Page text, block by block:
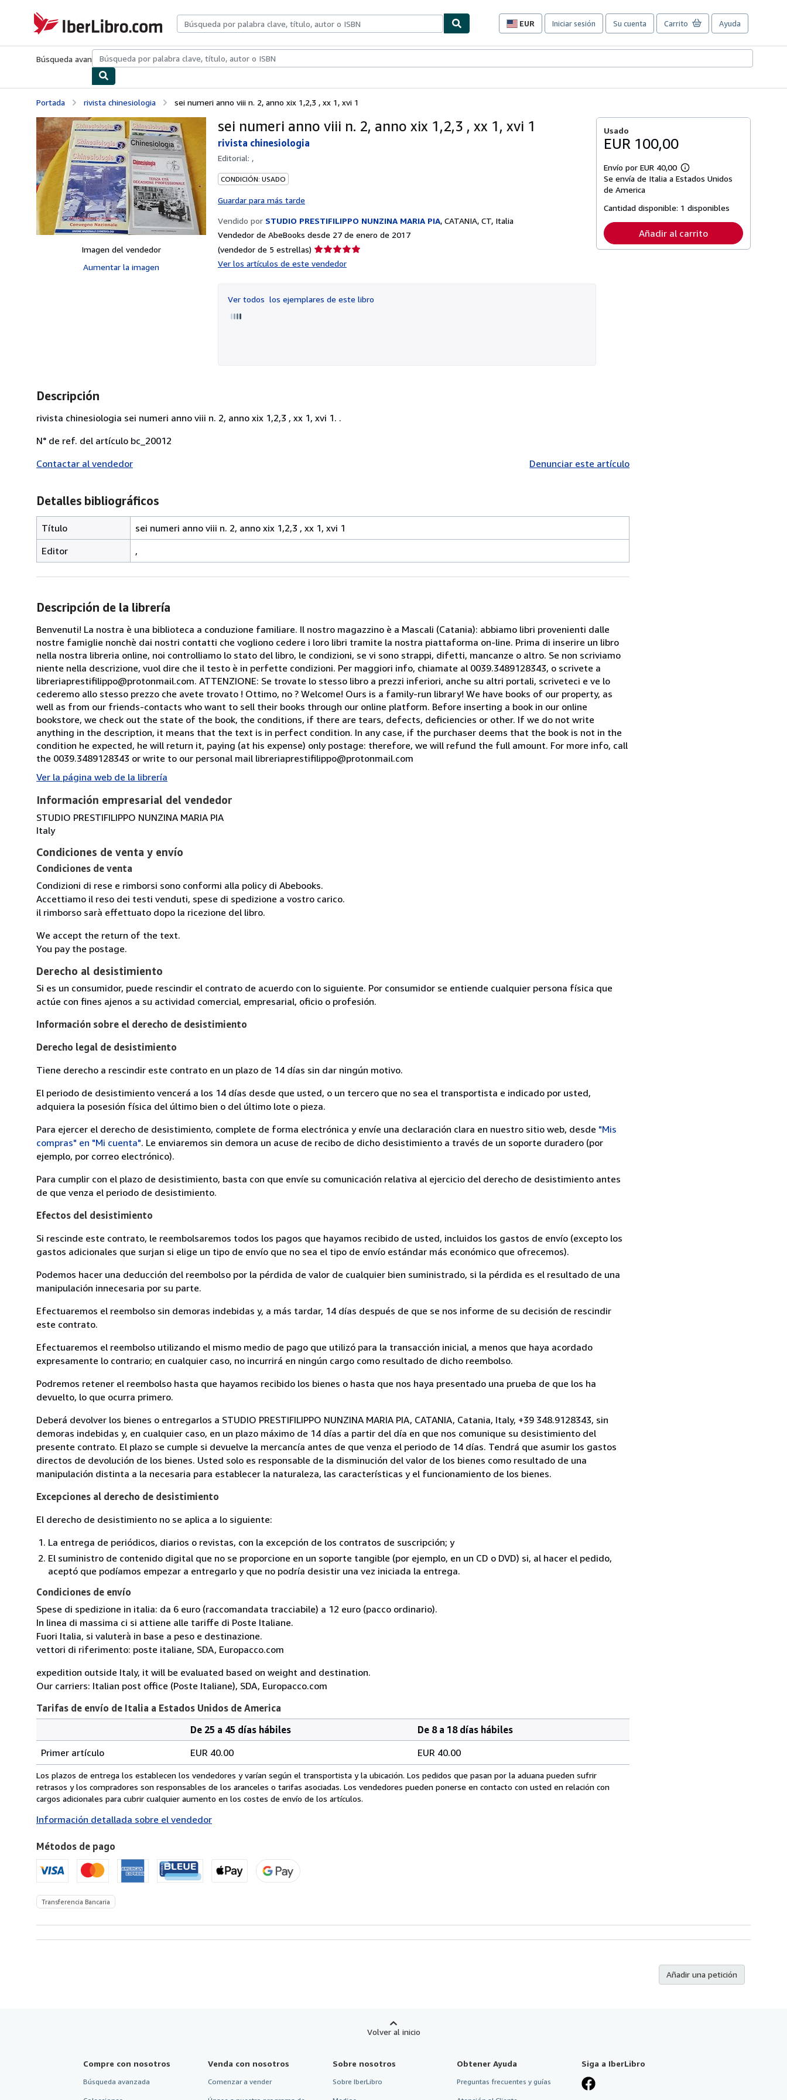
IberLibro.com
EUR
Preferencias
compra
sitio.
Iniciar sesión Su cuenta Carrito Ayuda
Búsqueda avanzadaColecciones Libros antiguosArte y coleccionismo
Portada rivista chinesiologia sei numeri anno viii n. 2, anno xix 1,2,3 , xx 1, xvi 1
Imagen del vendedor
Aumentar la imagen
sei numeri anno viii n. 2, anno xix 1,2,3 , xx 1, xvi 1
rivista chinesiologia
Editorial: ,
CONDICIÓN: USADO
Guardar para más tarde
Vendido por STUDIO PRESTIFILIPPO NUNZINA MARIA PIA, CATANIA, CT, Italia
Vendedor de AbeBooks desde 27 de enero de 2017
(vendedor de 5 estrellas) Calificación
Ver los artículos de este vendedor
Ver todos los ejemplares de este libro
Usado
EUR 100,00
Envío por EUR 40,00
Más
información
tarifas
envío
Se envía de Italia a Estados Unidos
de America
Cantidad disponible: 1 disponibles
Añadir al carrito
Descripción
rivista chinesiologia sei numeri anno viii n. 2, anno xix 1,2,3 , xx 1, xvi 1. .
N° de ref. del artículo bc_20012
Contactar al vendedor
Denunciar este artículo
Detalles bibliográficos
Título
sei numeri anno viii n. 2, anno xix 1,2,3 , xx 1, xvi 1
Editor
,
Descripción de la librería
Benvenuti! La nostra è una biblioteca a conduzione familiare. Il nostro magazzino è a Mascali (Catania): abbiamo libri provenienti dalle
nostre famiglie nonchè dai nostri contatti che vogliono cedere i loro libri tramite la nostra piattaforma on-line. Prima di inserire un libro
nella nostra libreria online, noi controlliamo lo stato del libro, le condizioni, se vi sono strappi, difetti, mancanze o altro. Se non scriviamo
niente nella descrizione, vuol dire che il testo è in perfette condizioni. Per maggiori info, chiamate al 0039.3489128343, o scrivete a
libreriaprestifilippo@protonmail.com. ATTENZIONE: Se trovate lo stesso libro a prezzi inferiori, anche su altri portali, scriveteci e ve lo
cederemo allo stesso prezzo che avete trovato ! Ottimo, no ? Welcome! Ours is a family-run library! We have books of our property, as
well as from our friends-contacts who want to sell their books through our online platform. Before inserting a book in our online
bookstore, we check out the state of the book, the conditions, if there are tears, defects, deficiencies or other. If we do not write
anything in the description, it means that the text is in perfect condition. In any case, if the purchaser deems that the book is not in the
condition he expected, he will return it, paying (at his expense) only postage: therefore, we will refund the full amount. For more info, call
the 0039.3489128343 or write to our personal mail libreriaprestifilippo@protonmail.com
Ver la página web de la librería
Información empresarial del vendedor
STUDIO PRESTIFILIPPO NUNZINA MARIA PIA
Italy
Condiciones de venta y envío
Condiciones de venta
Condizioni di rese e rimborsi sono conformi alla policy di Abebooks.
Accettiamo il reso dei testi venduti, spese di spedizione a vostro carico.
il rimborso sarà effettuato dopo la ricezione del libro.
We accept the return of the text.
You pay the postage.
Derecho al desistimiento
Si es un consumidor, puede rescindir el contrato de acuerdo con lo siguiente. Por consumidor se entiende cualquier persona física que
actúe con fines ajenos a su actividad comercial, empresarial, oficio o profesión.
Información sobre el derecho de desistimiento
Derecho legal de desistimiento
Tiene derecho a rescindir este contrato en un plazo de 14 días sin dar ningún motivo.
El periodo de desistimiento vencerá a los 14 días desde que usted, o un tercero que no sea el transportista e indicado por usted,
adquiera la posesión física del último bien o del último lote o pieza.
Para ejercer el derecho de desistimiento, complete de forma electrónica y envíe una declaración clara en nuestro sitio web, desde "Mis
compras" en "Mi cuenta". Le enviaremos sin demora un acuse de recibo de dicho desistimiento a través de un soporte duradero (por
ejemplo, por correo electrónico).
Para cumplir con el plazo de desistimiento, basta con que envíe su comunicación relativa al ejercicio del derecho de desistimiento antes
de que venza el periodo de desistimiento.
Efectos del desistimiento
Si rescinde este contrato, le reembolsaremos todos los pagos que hayamos recibido de usted, incluidos los gastos de envío (excepto los
gastos adicionales que surjan si elige un tipo de envío que no sea el tipo de envío estándar más económico que ofrecemos).
Podemos hacer una deducción del reembolso por la pérdida de valor de cualquier bien suministrado, si la pérdida es el resultado de una
manipulación innecesaria por su parte.
Efectuaremos el reembolso sin demoras indebidas y, a más tardar, 14 días después de que se nos informe de su decisión de rescindir
este contrato.
Efectuaremos el reembolso utilizando el mismo medio de pago que utilizó para la transacción inicial, a menos que haya acordado
expresamente lo contrario; en cualquier caso, no incurrirá en ningún cargo como resultado de dicho reembolso.
Podremos retener el reembolso hasta que hayamos recibido los bienes o hasta que nos haya presentado una prueba de que los ha
devuelto, lo que ocurra primero.
Deberá devolver los bienes o entregarlos a STUDIO PRESTIFILIPPO NUNZINA MARIA PIA, CATANIA, Catania, Italy, +39 348.9128343, sin
demoras indebidas y, en cualquier caso, en un plazo máximo de 14 días a partir del día en que nos comunique su desistimiento del
presente contrato. El plazo se cumple si devuelve la mercancía antes de que venza el periodo de 14 días. Tendrá que asumir los gastos
directos de devolución de los bienes. Usted solo es responsable de la disminución del valor de los bienes como resultado de una
manipulación distinta a la necesaria para establecer la naturaleza, las características y el funcionamiento de los bienes.
Excepciones al derecho de desistimiento
El derecho de desistimiento no se aplica a lo siguiente:
La entrega de periódicos, diarios o revistas, con la excepción de los contratos de suscripción; y
El suministro de contenido digital que no se proporcione en un soporte tangible (por ejemplo, en un CD o DVD) si, al hacer el pedido,
aceptó que podíamos empezar a entregarlo y que no podría desistir una vez iniciada la entrega.
Condiciones de envío
Spese di spedizione in italia: da 6 euro (raccomandata tracciabile) a 12 euro (pacco ordinario).
In linea di massima ci si attiene alle tariffe di Poste Italiane.
Fuori Italia, si valuterà in base a peso e destinazione.
vettori di riferimento: poste italiane, SDA, Europacco.com
expedition outside Italy, it will be evaluated based on weight and destination.
Our carriers: Italian post office (Poste Italiane), SDA, Europacco.com
Tarifas de envío de Italia a Estados Unidos de America
de
envío
de
Italia
Estados
de
America
pedido
De 25 a 45 días hábiles
De 8 a 18 días hábiles
Primer artículo
EUR 40.00 EUR 40.00
Los plazos de entrega los establecen los vendedores y varían según el transportista y la ubicación. Los pedidos que pasan por la aduana pueden sufrir
retrasos y los compradores son responsables de los aranceles o tarifas asociadas. Los vendedores pueden ponerse en contacto con usted en relación con
cargos adicionales para cubrir cualquier aumento en los costes de envío de los artículos.
Información detallada sobre el vendedor
Métodos de pago
Transferencia Bancaria
Añadir una petición
Volver al inicio
Compre con nosotros
Búsqueda avanzada
Venda con nosotros
Comenzar a vender
Sobre nosotros
Sobre IberLibro
Obtener Ayuda
Preguntas frecuentes y guías
Siga a IberLibro